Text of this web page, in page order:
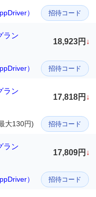
） 招待コード
ラン
18,923円 ↓
） 招待コード
ラン
17,818円 ↓
大130円) 招待コード
ラン
17,809円 ↓
） 招待コード